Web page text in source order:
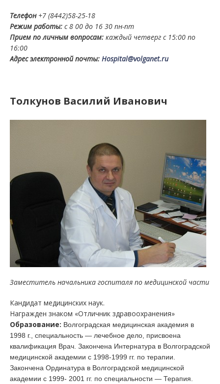
Телефон +7 (8442)58-25-18
Режим работы: с 8 00 до 16 30 пн-пт
Прием по личным вопросам: каждый четверг с 15:00 по
16:00
Адрес электронной почты: Hospital@volganet.ru
Толкунов Василий Иванович
Заместитель начальника госпиталя по медицинской части
Кандидат медицинских наук.
Награжден знаком «Отличник здравоохранения»
Образование: Волгоградская медицинская академия в
1998 г., специальность — лечебное дело, присвоена
квалификация Врач. Закончена Интернатура в Волгоградской
медицинской академии с 1998-1999 гг. по терапии.
Закончена Ординатура в Волгоградской медицинской
академии с 1999- 2001 гг. по специальности — Терапия.